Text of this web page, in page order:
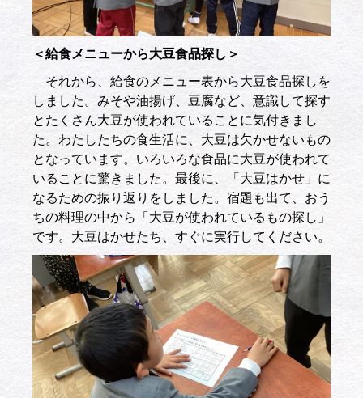
＜給食メニューから大豆食品探し＞
それから、給食のメニュー表から大豆食品探しを
しました。みそや油揚げ、豆腐など、意識して探す
とたくさん大豆が使われていることに気付きまし
た。わたしたちの食生活に、大豆は欠かせないもの
となっています。いろいろな食品に大豆が使われて
いることに驚きました。最後に、「大豆はかせ」に
なるための振り返りをしました。宿題も出て、おう
ちの料理の中から「大豆が使われているもの探し」
です。大豆はかせたち、すぐに実行してください。